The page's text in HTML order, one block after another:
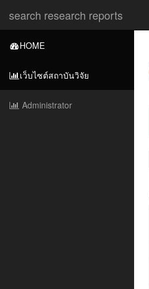
search research reports
HOME
เว็บไซต์สถาบันวิจัย
Administrator